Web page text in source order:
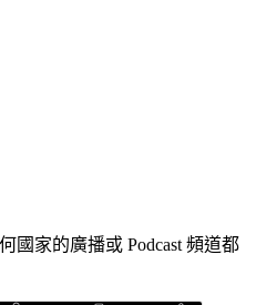
國家的廣播或 Podcast 頻道都